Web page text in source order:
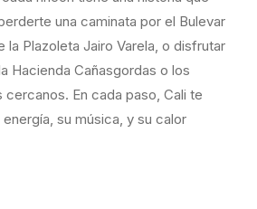
una caminata por el Bulevar
la Plazoleta Jairo Varela, o disfrutar
Hacienda Cañasgordas o los
En cada paso, Cali te
su música, y su calor